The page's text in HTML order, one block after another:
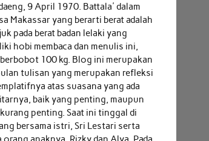
9 April 1970. Battala' dalam
Makassar yang berarti berat adalah
pada berat badan lelaki yang
hobi membaca dan menulis ini,
100 kg. Blog ini merupakan
tulisan yang merupakan refleksi
atas suasana yang ada
baik yang penting, maupun
penting. Saat ini tinggal di
bersama istri, Sri Lestari serta